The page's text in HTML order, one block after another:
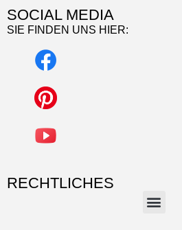
SOCIAL MEDIA
SIE FINDEN UNS HIER:
RECHTLICHES